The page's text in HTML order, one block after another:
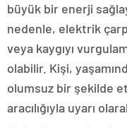
büyük bir enerji
nedenle, elektrik
veya kaygıyı
olabilir. Kişi,
olumsuz bir şekilde
aracılığıyla uyarı